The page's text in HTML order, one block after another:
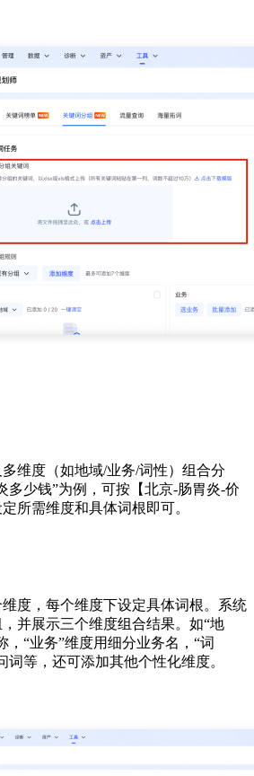
维度（如地域/业务/词性）组合分
多少钱”为例，可按【北京-肠胃炎-价
所需维度和具体词根即可。
度，每个维度下设定具体词根。系统
并展示三个维度组合结果。如“地
，“业务”维度用细分业务名，“词
词等，还可添加其他个性化维度。